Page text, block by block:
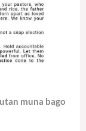
muna bago